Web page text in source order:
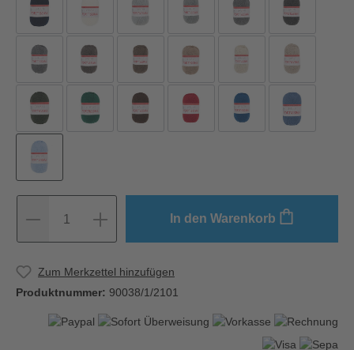
1 In den Warenkorb
Zum Merkzettel hinzufügen
Produktnummer: 90038/1/2101